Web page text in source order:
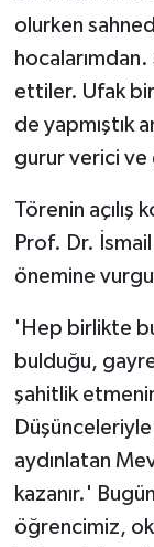
olurken
ettiler. Ufak
de yapmıştık
gurur verici ve
Törenin açılış
Prof. Dr.
önemine
'Hep birlikte
bulduğu,
şahitlik etmenin
Düşünceleriyle
aydınlatan
kazanır.'
öğrencimiz,